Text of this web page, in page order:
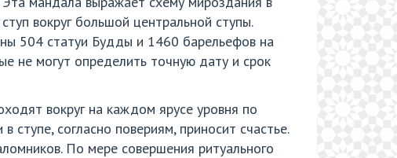
вокруг большой центральной ступы.
504 статуи Будды и 1460 барельефов на
не могут определить точную дату и срок
вокруг на каждом ярусе уровня по
согласно повериям, приносит счастье.
По мере совершения ритуального